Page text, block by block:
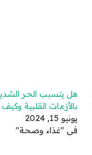
هل يتسبب الحر
بالأزمات القلبية
يونيو 15, 2024
في "غذاء وصحة"